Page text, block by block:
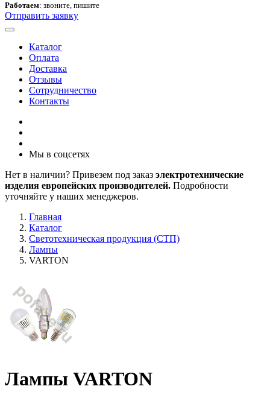
Работаем: звоните, пишите
Отправить заявку
Каталог
Оплата
Доставка
Отзывы
Сотрудничество
Контакты
Мы в соцсетях
Нет в наличии? Привезем под заказ электротехнические
изделия европейских производителей. Подробности
уточняйте у наших менеджеров.
Главная
Каталог
Светотехническая продукция (СТП)
Лампы
VARTON
Лампы VARTON